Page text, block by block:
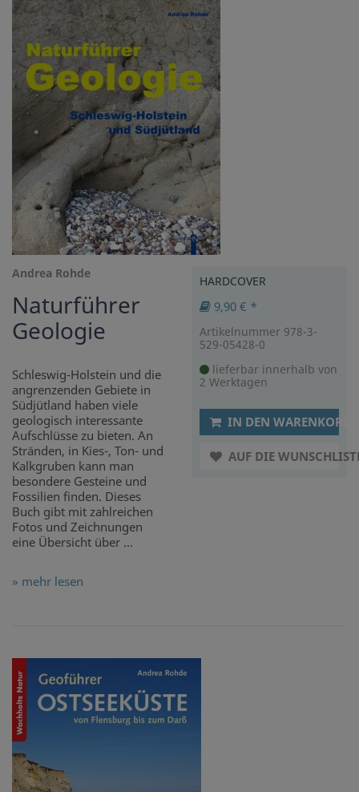
Andrea Rohde
Naturführer
Geologie
Schleswig-Holstein und die
angrenzenden Gebiete in
Südjütland haben viele
geologisch interessante
Aufschlüsse zu bieten. An
Stränden, in Kies-, Ton- und
Kalkgruben kann man
besondere Gesteine und
Fossilien finden. Dieses
Buch gibt mit zahlreichen
Fotos und Zeichnungen
eine Übersicht über ...
» mehr lesen
HARDCOVER
9,90 € *
Artikelnummer 978-3-
529-05428-0
lieferbar innerhalb von
2 Werktagen
IN DEN WARENKORB
AUF DIE